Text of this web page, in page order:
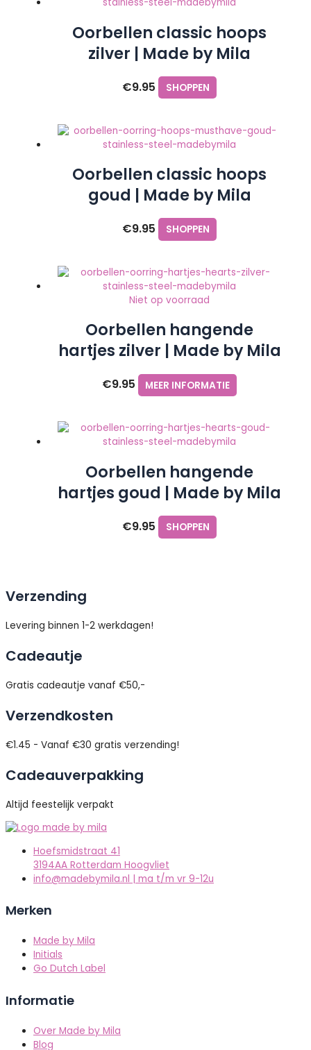
Oorbellen classic hoops
zilver | Made by Mila
€9.95 SHOPPEN
Oorbellen classic hoops
goud | Made by Mila
€9.95 SHOPPEN
Niet op voorraad
Oorbellen hangende
hartjes zilver | Made by Mila
€9.95 MEER INFORMATIE
Oorbellen hangende
hartjes goud | Made by Mila
€9.95 SHOPPEN
Verzending
Levering binnen 1-2 werkdagen!
Cadeautje
Gratis cadeautje vanaf €50,-
Verzendkosten
€1.45 - Vanaf €30 gratis verzending!
Cadeauverpakking
Altijd feestelijk verpakt
Hoefsmidstraat 41
3194AA Rotterdam Hoogvliet
info@madebymila.nl | ma t/m vr 9-12u
Merken
Made by Mila
Initials
Go Dutch Label
Informatie
Over Made by Mila
Blog